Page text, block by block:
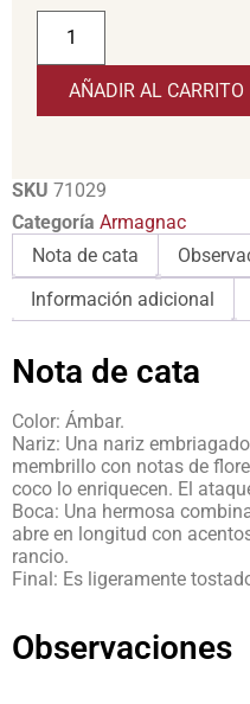
AÑADIR AL CARRITO
SKU 71029
Categoría Armagnac
Nota de cata
Información adicional
Nota de cata
Color: Ámbar.
Nariz: Una nariz
membrillo con notas de
coco lo enriquecen. El
Boca: Una hermosa
abre en longitud con
rancio.
Final: Es ligeramente
Observaciones